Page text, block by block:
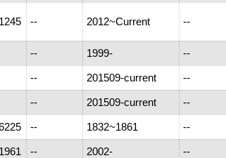
-- 2012~Current --
-- 1999- --
-- 201509-current --
-- 201509-current --
-- 1832~1861 --
-- 2002- --